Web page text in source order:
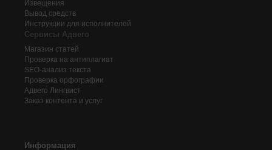
Извещения
Вывод средств
Инструкции для исполнителей
Сервисы Адвего
Магазин статей
Проверка на антиплагиат
SEO-анализ текста
Проверка орфографии
Адвего Лингвист
Заказ контента и услуг
Информация